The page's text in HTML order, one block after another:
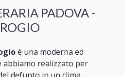
PADOVA -
è una moderna ed
abbiamo realizzato per